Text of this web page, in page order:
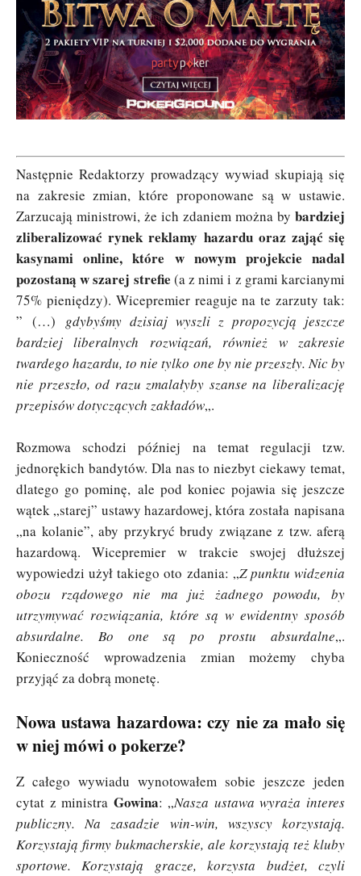
Następnie Redaktorzy prowadzący wywiad skupiają się
na zakresie zmian, które proponowane są w ustawie.
Zarzucają ministrowi, że ich zdaniem można by bardziej
zliberalizować rynek reklamy hazardu oraz zająć się
kasynami online, które w nowym projekcie nadal
pozostaną w szarej strefie (a z nimi i z grami karcianymi
75% pieniędzy). Wicepremier reaguje na te zarzuty tak:
” (…) gdybyśmy dzisiaj wyszli z propozycją jeszcze
bardziej liberalnych rozwiązań, również w zakresie
twardego hazardu, to nie tylko one by nie przeszły. Nic by
nie przeszło, od razu zmalałyby szanse na liberalizację
przepisów dotyczących zakładów„.
Rozmowa schodzi później na temat regulacji tzw.
jednorękich bandytów. Dla nas to niezbyt ciekawy temat,
dlatego go pominę, ale pod koniec pojawia się jeszcze
wątek „starej” ustawy hazardowej, która została napisana
„na kolanie”, aby przykryć brudy związane z tzw. aferą
hazardową. Wicepremier w trakcie swojej dłuższej
wypowiedzi użył takiego oto zdania: „Z punktu widzenia
obozu rządowego nie ma już żadnego powodu, by
utrzymywać rozwiązania, które są w ewidentny sposób
absurdalne. Bo one są po prostu absurdalne„.
Konieczność wprowadzenia zmian możemy chyba
przyjąć za dobrą monetę.
Nowa ustawa hazardowa: czy nie za mało się
w niej mówi o pokerze?
Z całego wywiadu wynotowałem sobie jeszcze jeden
cytat z ministra Gowina: „Nasza ustawa wyraża interes
publiczny. Na zasadzie win-win, wszyscy korzystają.
Korzystają firmy bukmacherskie, ale korzystają też kluby
sportowe. Korzystają gracze, korzysta budżet, czyli